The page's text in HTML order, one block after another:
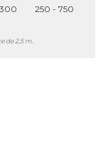
250 - 750
de 2,5 m.